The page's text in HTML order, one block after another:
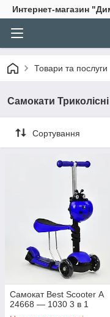
Интернет-магазин
Товари та послуги
Самокати Триколісні
Сортування
Самокат Best Scooter А
24668 — 1030 3 в 1